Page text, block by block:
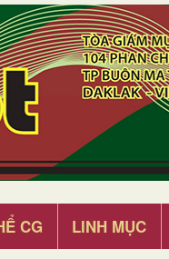
CG LINH MỤC